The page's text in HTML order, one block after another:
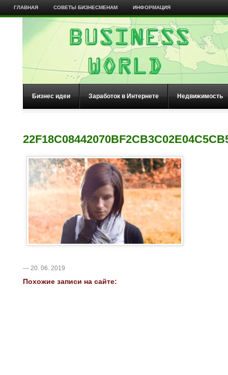
ГЛАВНАЯ СОВЕТЫ БИЗНЕСМЕНАМ ИНФОРМАЦИЯ
Бизнес идеи Заработок в Интернете Недвижимость
— 20. 06. 2019
Похожие записи на сайте: